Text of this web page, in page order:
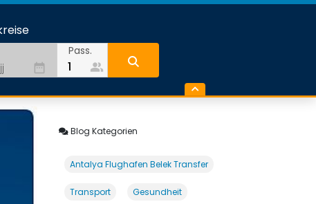
date_range
Pass.
people_alt
Blog Kategorien
Antalya Flughafen Belek Transfer
Transport Gesundheit